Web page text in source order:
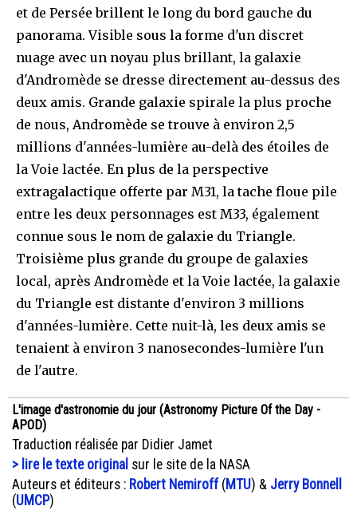
et de Persée brillent le long du bord gauche du
panorama. Visible sous la forme d'un discret
nuage avec un noyau plus brillant, la galaxie
d'Andromède se dresse directement au-dessus des
deux amis. Grande galaxie spirale la plus proche
de nous, Andromède se trouve à environ 2,5
millions d'années-lumière au-delà des étoiles de
la Voie lactée. En plus de la perspective
extragalactique offerte par M31, la tache floue pile
entre les deux personnages est M33, également
connue sous le nom de galaxie du Triangle.
Troisième plus grande du groupe de galaxies
local, après Andromède et la Voie lactée, la galaxie
du Triangle est distante d'environ 3 millions
d'années-lumière. Cette nuit-là, les deux amis se
tenaient à environ 3 nanosecondes-lumière l'un
de l'autre.
L'image d'astronomie du jour (Astronomy Picture Of the Day -
APOD)
Traduction réalisée par Didier Jamet
> lire le texte original sur le site de la NASA
Auteurs et éditeurs : Robert Nemiroff( MTU) & Jerry Bonnell
(UMCP)